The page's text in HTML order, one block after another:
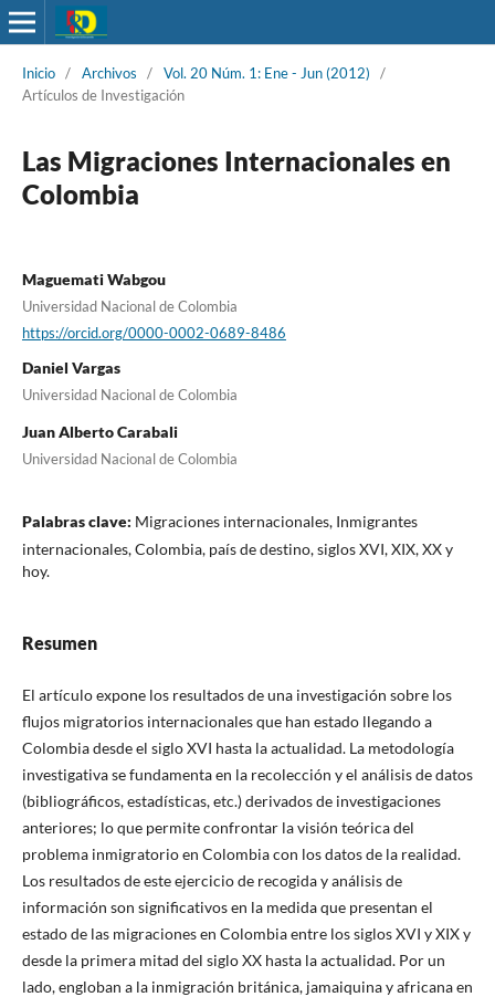
Inicio / Archivos / Vol. 20 Núm. 1: Ene - Jun (2012)
/
Artículos de Investigación
Las Migraciones Internacionales en
Colombia
Maguemati Wabgou
Universidad Nacional de Colombia
https://orcid.org/0000-0002-0689-8486
Daniel Vargas
Universidad Nacional de Colombia
Juan Alberto Carabali
Universidad Nacional de Colombia
Palabras clave: Migraciones internacionales, Inmigrantes
internacionales, Colombia, país de destino, siglos XVI, XIX, XX y
hoy.
Resumen
El artículo expone los resultados de una investigación sobre los
flujos migratorios internacionales que han estado llegando a
Colombia desde el siglo XVI hasta la actualidad. La metodología
investigativa se fundamenta en la recolección y el análisis de datos
(bibliográficos, estadísticas, etc.) derivados de investigaciones
anteriores; lo que permite confrontar la visión teórica del
problema inmigratorio en Colombia con los datos de la realidad.
Los resultados de este ejercicio de recogida y análisis de
información son significativos en la medida que presentan el
estado de las migraciones en Colombia entre los siglos XVI y XIX y
desde la primera mitad del siglo XX hasta la actualidad. Por un
lado, engloban a la inmigración británica, jamaiquina y africana en